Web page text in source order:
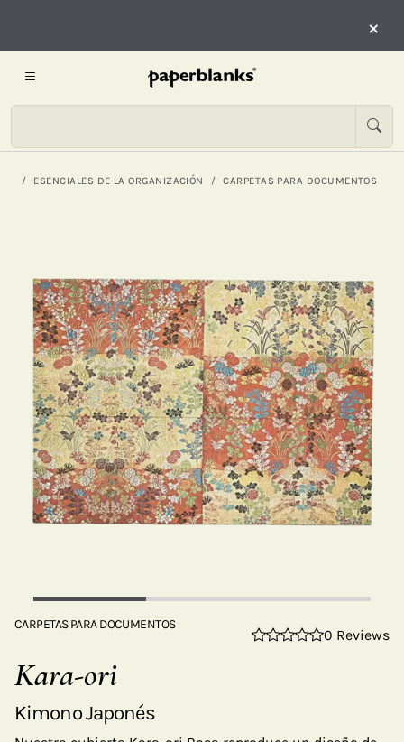
×
ESENCIALES DE LA ORGANIZACIÓN CARPETAS PARA DOCUMENTOS
CARPETAS PARA DOCUMENTOS
0 Reviews
Kara-ori
Kimono Japonés